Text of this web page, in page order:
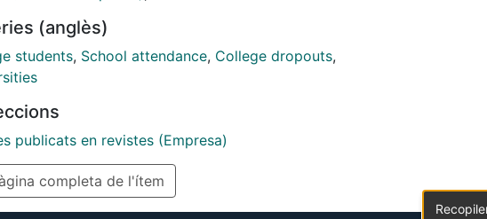
The results of the factor analysis reveal five
of reasons for absenteeism: (1) students' own
(2) teaching methodology, (3) learning
available. These factors call for effective action
eliminate the inefficiencies of public resources.
(anglès)
students, School attendance, College dropouts,
publicats en revistes (Empresa)
completa de l'ítem